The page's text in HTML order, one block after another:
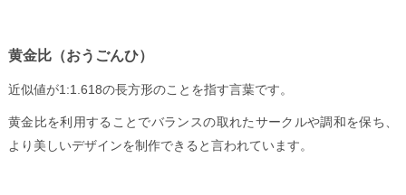
黄金比（おうごんひ）
近似値が1:1.618の長方形のことを指す言葉です。
黄金比を利用することでバランスの取れたサークルや調和を保ち、
より美しいデザインを制作できると言われています。